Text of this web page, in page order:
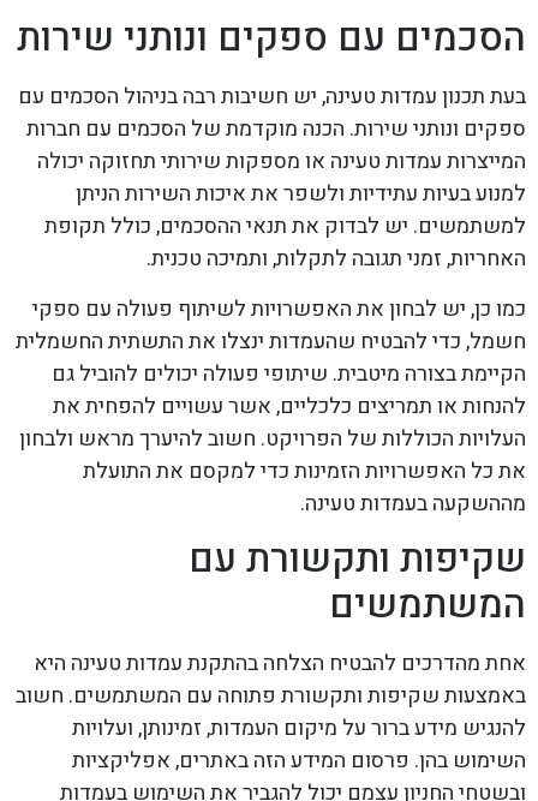
הסכמים עם ספקים ונותני שירות
בעת תכנון עמדות טעינה, יש חשיבות רבה בניהול הסכמים עם
ספקים ונותני שירות. הכנה מוקדמת של הסכמים עם חברות
המייצרות עמדות טעינה או מספקות שירותי תחזוקה יכולה
למנוע בעיות עתידיות ולשפר את איכות השירות הניתן
למשתמשים. יש לבדוק את תנאי ההסכמים, כולל תקופת
האחריות, זמני תגובה לתקלות, ותמיכה טכנית.
כמו כן, יש לבחון את האפשרויות לשיתוף פעולה עם ספקי
חשמל, כדי להבטיח שהעמדות ינצלו את התשתית החשמלית
הקיימת בצורה מיטבית. שיתופי פעולה יכולים להוביל גם
להנחות או תמריצים כלכליים, אשר עשויים להפחית את
העלויות הכוללות של הפרויקט. חשוב להיערך מראש ולבחון
את כל האפשרויות הזמינות כדי למקסם את התועלת
מההשקעה בעמדות טעינה.
שקיפות ותקשורת עם
המשתמשים
אחת מהדרכים להבטיח הצלחה בהתקנת עמדות טעינה היא
באמצעות שקיפות ותקשורת פתוחה עם המשתמשים. חשוב
להנגיש מידע ברור על מיקום העמדות, זמינותן, ועלויות
השימוש בהן. פרסום המידע הזה באתרים, אפליקציות
ובשטחי החניון עצמם יכול להגביר את השימוש בעמדות